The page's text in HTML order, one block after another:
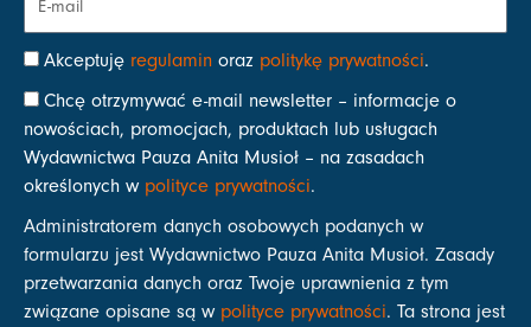
Akceptuję regulamin oraz politykę prywatności.
Chcę otrzymywać e-mail newsletter – informacje o
nowościach, promocjach, produktach lub usługach
Wydawnictwa Pauza Anita Musioł – na zasadach
określonych w polityce prywatności.
Administratorem danych osobowych podanych w
formularzu jest Wydawnictwo Pauza Anita Musioł. Zasady
przetwarzania danych oraz Twoje uprawnienia z tym
związane opisane są w polityce prywatności. Ta strona jest